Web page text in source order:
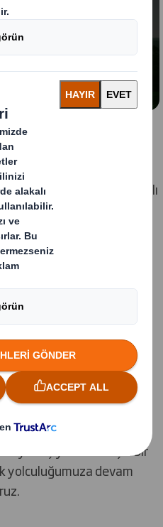
için 'işlevsel' çerezleri
gerekir
ve topluluklarla işbirliği
büyük ilerleme
planlanandan önce, iddialı
gerçekleştirdik.
şirket inşa
olarak, şimdiye kadar
alarak yeni düşünce
devam edeceğiz.
gelecekteki kimliğimizi
planlıyoruz. Bu
sayfa açıyor ve birleşik bir
yolculuğumuza devam